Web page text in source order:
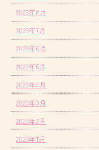
2023年8月
2023年7月
2023年6月
2023年5月
2023年4月
2023年3月
2023年2月
2023年1月